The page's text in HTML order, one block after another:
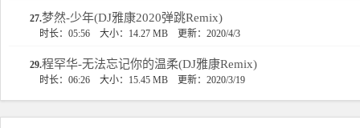
27.梦然-少年(DJ雅康2020弹跳Remix)
时长：05:56 大小：14.27 MB 更新：2020/4/3
29.程罕华-无法忘记你的温柔(DJ雅康Remix)
时长：06:26 大小：15.45 MB 更新：2020/3/19